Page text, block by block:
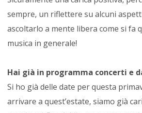
sempre, un riflettere su alcuni
ascoltarlo a mente libera come si fa
musica in generale!
Hai già in programma concerti e
Si ho già delle date per questa
arrivare a quest’estate, siamo già